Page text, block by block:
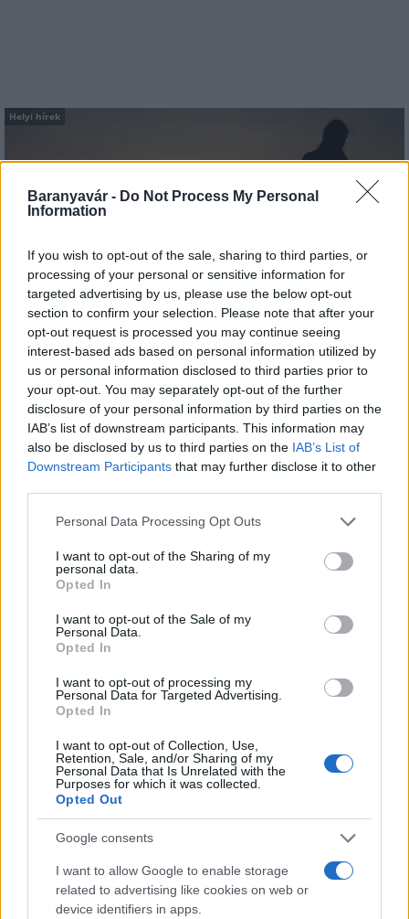
Baranyavár - Do Not Process My Personal
Information
If you wish to opt-out of the sale, sharing to third parties, or
processing of your personal or sensitive information for
targeted advertising by us, please use the below opt-out
section to confirm your selection. Please note that after your
opt-out request is processed you may continue seeing
interest-based ads based on personal information utilized by
us or personal information disclosed to third parties prior to
your opt-out. You may separately opt-out of the further
disclosure of your personal information by third parties on the
IAB’s list of downstream participants. This information may
also be disclosed by us to third parties on the IAB’s List of
Downstream Participants that may further disclose it to other
Please note that this website/app uses one or more Google
not limited to your visit or usage behaviour. You may click to
grant or deny consent to Google and its third-party tags to
use your data for below specified purposes in below Google
consent section.
Personal Data Processing Opt Outs
I want to opt-out of the Sharing of my
personal data.
Opted In
I want to opt-out of the Sale of my
Personal Data.
Opted In
I want to opt-out of processing my
Personal Data for Targeted Advertising.
Opted In
I want to opt-out of Collection, Use,
Retention, Sale, and/or Sharing of my
Personal Data that Is Unrelated with the
Purposes for which it was collected.
Opted Out
Google consents
I want to allow Google to enable storage
related to advertising like cookies on web or
device identifiers in apps.
Helyi hírek
Amire többmillióan vártunk: szombattól másodfokúra
csökken a riasztás
Országos hírek
Kecskeméten is szakirányú továbbképzésekkel erősít a
Gál Ferenc Egyetem
Országos hírek
szúnyoginvázió elkerülésében
Országos hírek
Itt az ÉVOSZ megoldása a hőhullámok és